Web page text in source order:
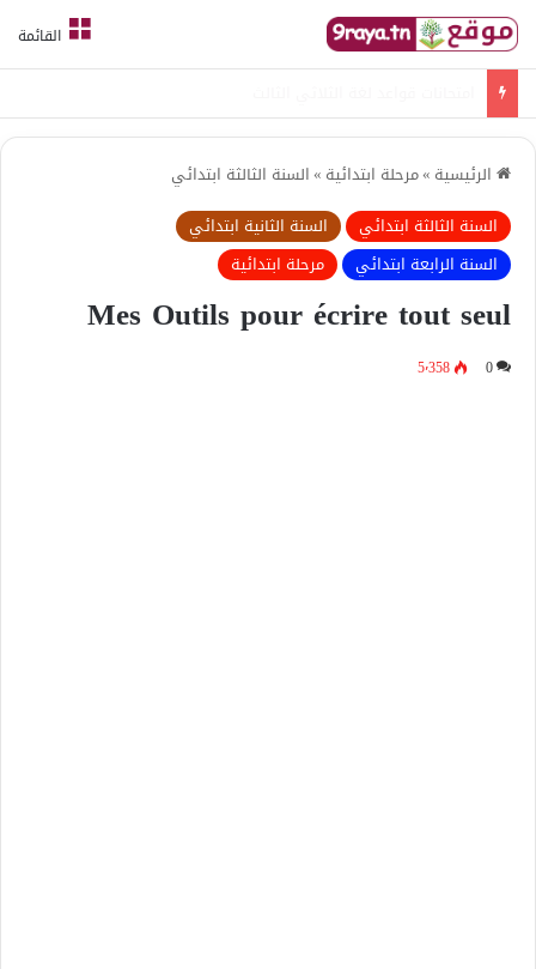
القائمة
الرئيسية »مرحلة ابتدائية »السنة الثالثة ابتدائي
السنة الثالثة ابتدائي
السنة الثانية ابتدائي
السنة الرابعة ابتدائي
مرحلة ابتدائية
Mes Outils pour écrire tout seul
0 5٬358